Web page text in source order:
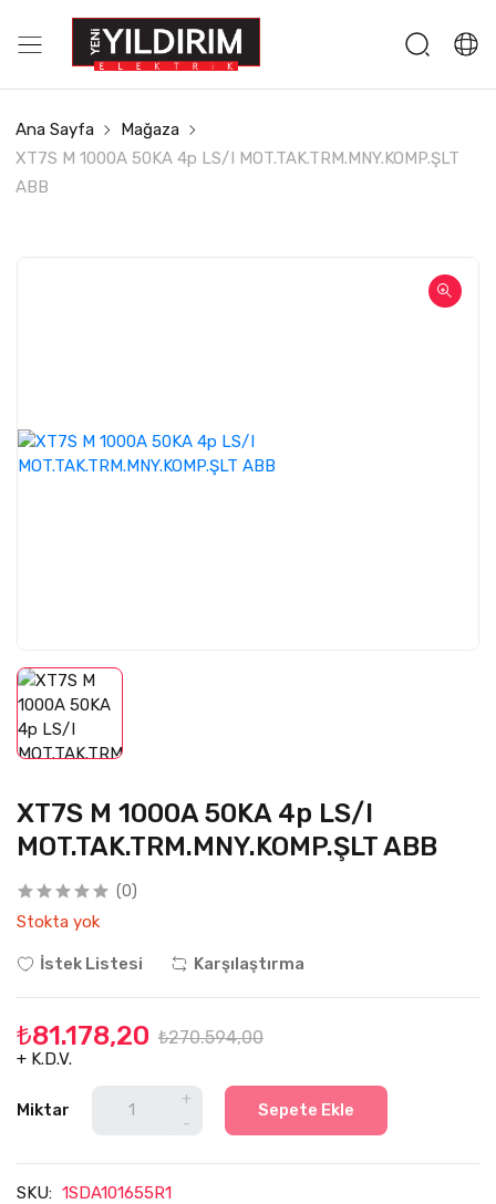
Ana Sayfa
Mağaza
XT7S M 1000A 50KA 4p LS/I MOT.TAK.TRM.MNY.KOMP.ŞLT
ABB
XT7S M 1000A 50KA 4p LS/I
MOT.TAK.TRM.MNY.KOMP.ŞLT ABB
(0)
Stokta yok
İstek Listesi Karşılaştırma
₺81.178,20 ₺270.594,00
+ K.D.V.
Miktar
+
-
Sepete Ekle
SKU: 1SDA101655R1